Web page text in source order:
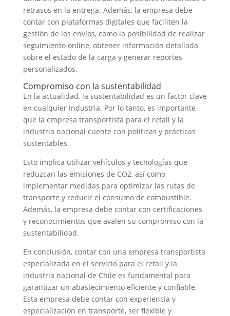
retrasos en la entrega. Además, la empresa debe
contar con plataformas digitales que faciliten la
gestión de los envíos, como la posibilidad de realizar
seguimiento online, obtener información detallada
sobre el estado de la carga y generar reportes
personalizados.
Compromiso con la sustentabilidad
En la actualidad, la sustentabilidad es un factor clave
en cualquier industria. Por lo tanto, es importante
que la empresa transportista para el retail y la
industria nacional cuente con políticas y prácticas
sustentables.
Esto implica utilizar vehículos y tecnologías que
reduzcan las emisiones de CO2, así como
implementar medidas para optimizar las rutas de
transporte y reducir el consumo de combustible.
Además, la empresa debe contar con certificaciones
y reconocimientos que avalen su compromiso con la
sustentabilidad.
En conclusión, contar con una empresa transportista
especializada en el servicio para el retail y la
industria nacional de Chile es fundamental para
garantizar un abastecimiento eficiente y confiable.
Esta empresa debe contar con experiencia y
especialización en transporte, ser flexible y